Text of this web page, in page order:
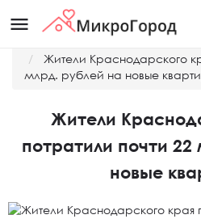
menu
Жители Краснодарского
млрд. рублей на новые
Жители
потратили почти
новые